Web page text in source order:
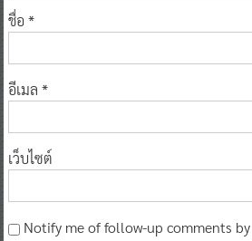
ชื่อ *
อีเมล *
เว็บไซต์
Notify me of follow-up comments